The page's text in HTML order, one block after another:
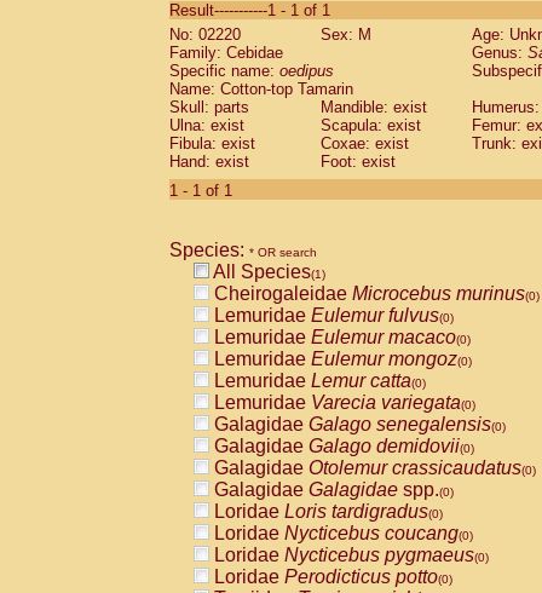
CebidaeSaguinus labiatus(0)
Cebidae Saguinus leucopus (0)
Cebidae
CebidaeSaguinus mystax
Cebidae Saguinus nigricollis (0)
Cebidae Saguinus oedipus
Cebidae Saguinus weddelli
Cebidae Saguinusspp.
Cebidae
CebidaeCebus capucinus
CebidaeCebus nigrivittatus
CebidaeCebus spp.(0)
CebidaeSaimiri boliviensis(0)
CebidaeSaimiri sciureus(0)
AtelidaeAlouatta caraya(0)
AtelidaeAlouatta fusca(0)
AtelidaeAlouatta seniculus(0)
AtelidaeAlouattaspp.(0)
AtelidaeAteles belzebuth(0)
AtelidaeAteles geoffroyi(0)
AtelidaeAteles paniscus(0)
AtelidaeAtelesspp.(0)
AtelidaeLagothrix lagothricha(0)
AtelidaeLagothrix lagothricha cana
PitheciidaeCacajao calvus
Result-----------1 - 1 of 1
No: 02220
Sex: M
Age:
Family: Cebidae
Genus:
Specific name: oedipus
Name: Cotton-top Tamarin
Skull: parts
Mandible: exist
Ulna: exist
Scapula: exist
Femur:
Fibula: exist
Coxae: exist
Trunk:
Hand: exist
Foot: exist
1 - 1 of 1
Species: * OR search
All Species(1)
Cheirogaleidae Microcebus murinus(0)
Lemuridae Eulemur fulvus(0)
Lemuridae Eulemur macaco(0)
Lemuridae Eulemur mongoz(0)
Lemuridae Lemur catta(0)
Lemuridae Varecia variegata(0)
Galagidae Galago senegalensis(0)
Galagidae Galago demidovii(0)
Galagidae Otolemur crassicaudatus(0)
Galagidae Galagidae spp.(0)
Loridae Loris tardigradus(0)
Loridae Nycticebus coucang(0)
Loridae Nycticebus pygmaeus(0)
Loridae Perodicticus potto(0)